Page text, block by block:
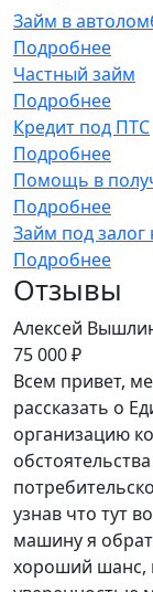
Займ в
Подробнее
Частный займ
Подробнее
Кредит под ПТС
Подробнее
Помощь в
Подробнее
Займ под
Подробнее
Отзывы
Алексей
75 000 ₽
Всем привет,
рассказать о
организацию
узнав что тут
машину я
хороший шанс,